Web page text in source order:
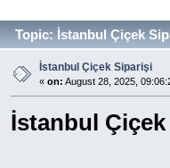
Topic: İstanbul Çiçek
İstanbul Çiçek Siparişi
« on: August 28, 2025,
İstanbul